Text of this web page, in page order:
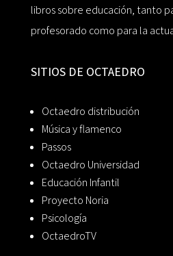
libros sobre educación, tanto
profesorado como para la
SITIOS DE OCTAEDRO
Octaedro distribución
Música y flamenco
Passos
Octaedro Universidad
Educación Infantil
Proyecto Noria
Psicología
OctaedroTV